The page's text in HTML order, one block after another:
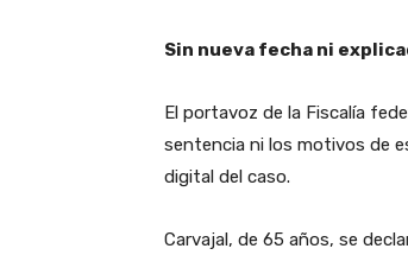
Sin nueva fecha ni
El portavoz de la Fiscalía
sentencia ni los motivos de
digital del caso.
Carvajal, de 65 años, se